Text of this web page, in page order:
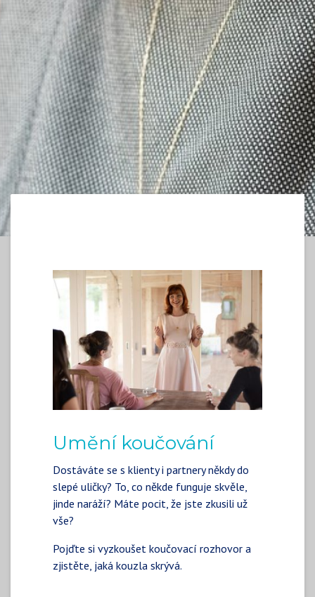
Umění koučování
Dostáváte se s klienty i partnery někdy do
slepé uličky? To, co někde funguje skvěle,
jinde naráží? Máte pocit, že jste zkusili už
vše?
Pojďte si vyzkoušet koučovací rozhovor a
zjistěte, jaká kouzla skrývá.